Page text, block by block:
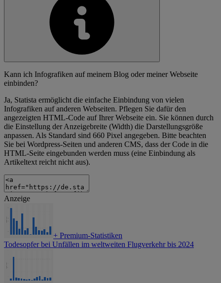
Kann ich Infografiken auf meinem Blog oder meiner Webseite
einbinden?
Ja, Statista ermöglicht die einfache Einbindung von vielen
Infografiken auf anderen Webseiten. Pflegen Sie dafür den
angezeigten HTML-Code auf Ihrer Webseite ein. Sie können durch
die Einstellung der Anzeigebreite (Width) die Darstellungsgröße
anpassen. Als Standard sind 660 Pixel angegeben. Bitte beachten
Sie bei Wordpress-Seiten und anderen CMS, dass der Code in die
HTML-Seite eingebunden werden muss (eine Einbindung als
Artikeltext reicht nicht aus).
Anzeige
+ Premium-Statistiken
Todesopfer bei Unfällen im weltweiten Flugverkehr bis 2024